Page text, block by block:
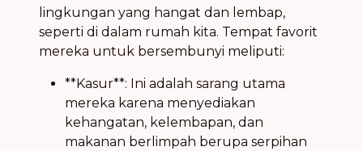
lingkungan yang hangat dan lembap,
seperti di dalam rumah kita. Tempat favorit
mereka untuk bersembunyi meliputi:
**Kasur**: Ini adalah sarang utama
mereka karena menyediakan
kehangatan, kelembapan, dan
makanan berlimpah berupa serpihan